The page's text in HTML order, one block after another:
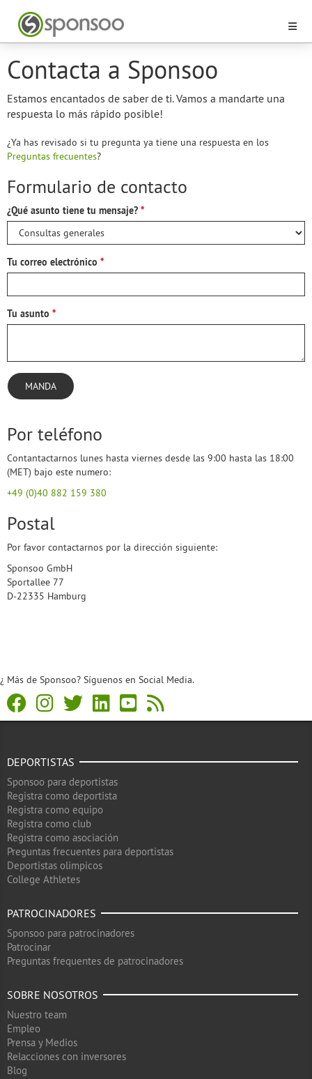
Contacta a Sponsoo
Estamos encantados de saber de ti. Vamos a mandarte una
respuesta lo más rápido posible!
¿Ya has revisado si tu pregunta ya tiene una respuesta en los
Preguntas frecuentes?
Formulario de contacto
¿Qué asunto tiene tu mensaje?
Tu correo electrónico
Tu asunto
MANDA
Por teléfono
Contantactarnos lunes hasta viernes desde las 9:00 hasta las 18:00
(MET) bajo este numero:
+49 (0)40 882 159 380
Postal
Por favor contactarnos por la dirección siguiente:
Sponsoo GmbH
Sportallee 77
D-22335 Hamburg
¿ Más de Sponsoo? Síguenos en Social Media.
DEPORTISTAS
Sponsoo para deportistas
Registra como deportista
Registra como equipo
Registra como club
Registra como asociación
Preguntas frecuentes para deportistas
Deportistas olimpicos
College Athletes
PATROCINADORES
Sponsoo para patrocinadores
Patrocinar
Preguntas frequentes de patrocinadores
SOBRE NOSOTROS
Nuestro team
Empleo
Prensa y Medios
Relacciones con inversores
Blog